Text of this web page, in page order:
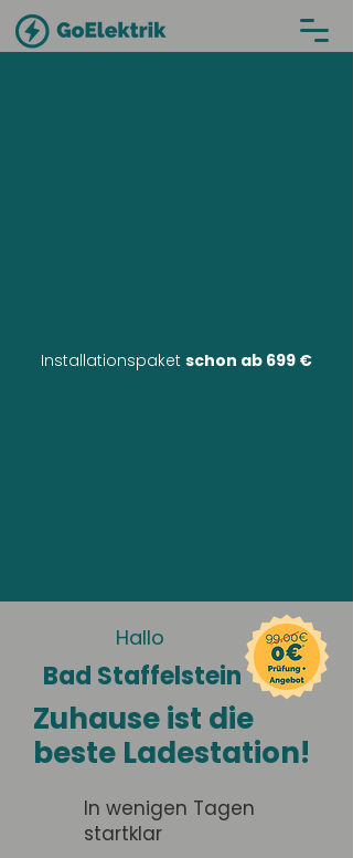
Installationspaket schon ab 699 €
Hallo
Bad Staffelstein
Zuhause ist die
beste Ladestation!
In wenigen Tagen
startklar